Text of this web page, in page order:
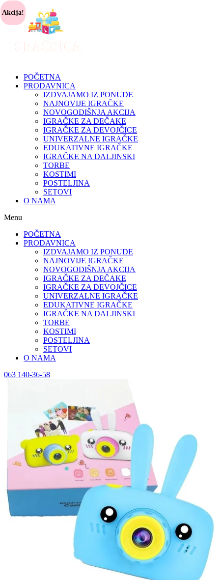
POČETNA
PRODAVNICA
IZDVAJAMO IZ PONUDE
NAJNOVIJE IGRAČKE
NOVOGODIŠNJA AKCIJA
IGRAČKE ZA DEČAKE
IGRAČKE ZA DEVOJČICE
UNIVERZALNE IGRAČKE
EDUKATIVNE IGRAČKE
IGRAČKE NA DALJINSKI
TORBE
KOSTIMI
POSTELJINA
SETOVI
O NAMA
Menu
POČETNA
PRODAVNICA
IZDVAJAMO IZ PONUDE
NAJNOVIJE IGRAČKE
NOVOGODIŠNJA AKCIJA
IGRAČKE ZA DEČAKE
IGRAČKE ZA DEVOJČICE
UNIVERZALNE IGRAČKE
EDUKATIVNE IGRAČKE
IGRAČKE NA DALJINSKI
TORBE
KOSTIMI
POSTELJINA
SETOVI
O NAMA
063 140-36-58
Akcija!